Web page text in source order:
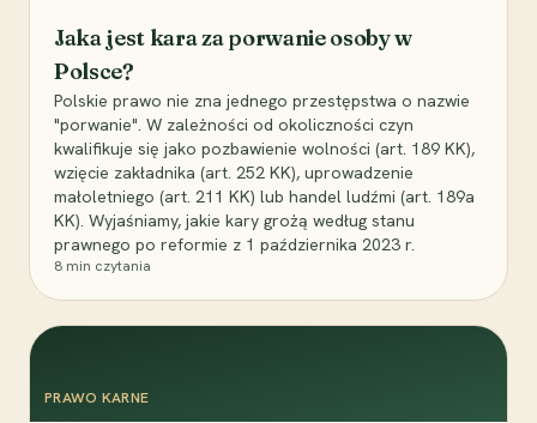
Jaka jest kara za porwanie osoby w
Polsce?
Polskie prawo nie zna jednego przestępstwa o nazwie
"porwanie". W zależności od okoliczności czyn
kwalifikuje się jako pozbawienie wolności (art. 189 KK),
wzięcie zakładnika (art. 252 KK), uprowadzenie
małoletniego (art. 211 KK) lub handel ludźmi (art. 189a
KK). Wyjaśniamy, jakie kary grożą według stanu
prawnego po reformie z 1 października 2023 r.
8 min czytania
PRAWO KARNE